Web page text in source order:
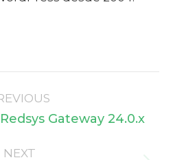
PreviousGateway 24.0.x
NEXT